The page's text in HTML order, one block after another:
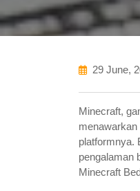
29 June,
Minecraft,
platformnya.
pengalaman
Minecraft